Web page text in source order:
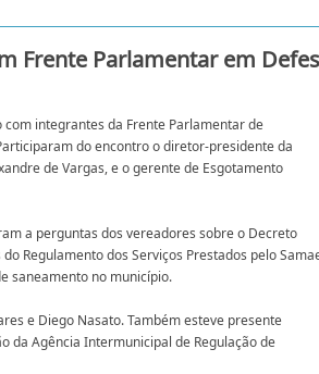
Frente Parlamentar em
integrantes da Frente Parlamentar de
do encontro o diretor-presidente da
de Vargas, e o gerente de Esgotamento
a perguntas dos vereadores sobre o Decreto
Regulamento dos Serviços Prestados pelo
saneamento no município.
e Diego Nasato. Também esteve presente
da Agência Intermunicipal de Regulação de